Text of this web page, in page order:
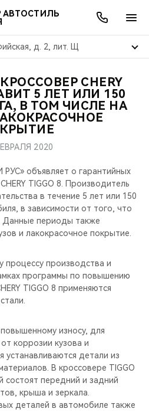
АВТОСТИЛЬ
д. 2, лит. Щ
CHERY
АКЦИИ
СЕРВИСЫ
CHERY
5 ЛЕТ ИЛИ 150
В ТОМ ЧИСЛЕ НА
2020
объявляет о гарантийных
TIGGO 8. Производитель
в течение 5 лет или 150
в зависимости от того, что
Данные периоды также
и лакокрасочное покрытие.
процессу производства и
программы по повышению
TIGGO 8 применяются
износу, для
коррозии кузова и
устанавливаются детали из
В кроссовере TIGGO
состоят передний и задний
крыша и зеркала.
деталей в автомобиле также